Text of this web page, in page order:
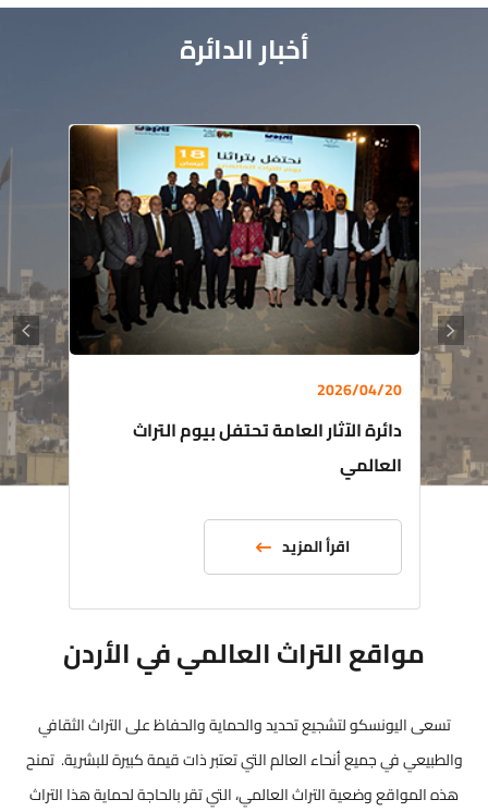
أخبار الدائرة
2026/04/20
دائرة الآثار العامة تحتفل بيوم التراث
العالمي
اقرأ المزيد
مواقع التراث العالمي في الأردن
تسعى اليونسكو لتشجيع تحديد والحماية والحفاظ على التراث الثقافي
والطبيعي في جميع أنحاء العالم التي تعتبر ذات قيمة كبيرة للبشرية. تمنح
هذه المواقع وضعية التراث العالمي، التي تقر بالحاجة لحماية هذا التراث